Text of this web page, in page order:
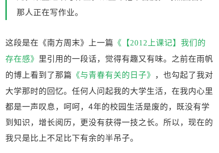
那人正在写作业。
这段是在《南方周末》上一篇 《【2012上课记】我们的
存在感》
里引用的一段话，觉得有趣又有味。之前在雨帆
的博上看到了那篇 《与青春有关的日子》
，也勾起了我对
大学那时的回忆。任何人问起我的大学生活，在我内心里
都是一声叹息，呵呵，4年的校园生活是废的，既没有学
到知识，增长阅历，更没有获得一技之长。所以，现在的
我只是比上不足比下有余的半吊子。